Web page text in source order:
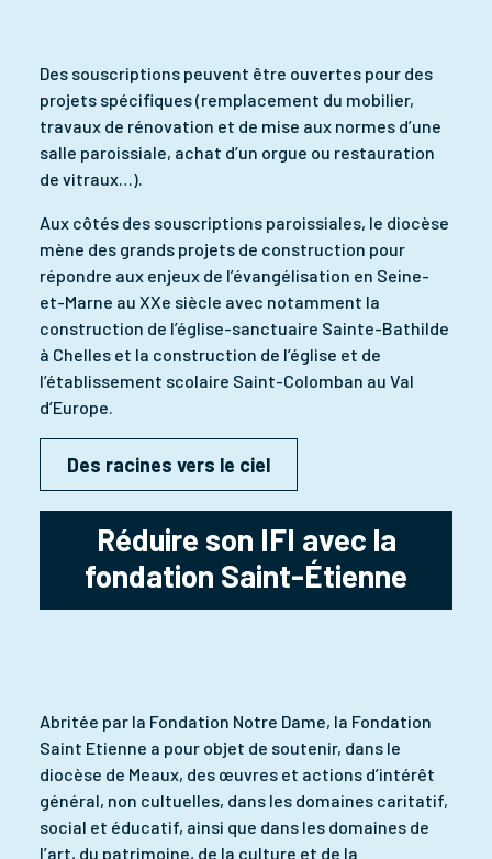
Des souscriptions peuvent être ouvertes pour des
projets spécifiques (remplacement du mobilier,
travaux de rénovation et de mise aux normes d’une
salle paroissiale, achat d’un orgue ou restauration
de vitraux…).
Aux côtés des souscriptions paroissiales, le diocèse
mène des grands projets de construction pour
répondre aux enjeux de l’évangélisation en Seine-
et-Marne au XXe siècle avec notamment la
construction de l’église-sanctuaire Sainte-Bathilde
à Chelles et la construction de l’église et de
l’établissement scolaire Saint-Colomban au Val
d’Europe.
Des racines vers le ciel
Réduire son IFI avec la
fondation Saint-Étienne
Abritée par la Fondation Notre Dame, la Fondation
Saint Etienne a pour objet de soutenir, dans le
diocèse de Meaux, des œuvres et actions d’intérêt
général, non cultuelles, dans les domaines caritatif,
social et éducatif, ainsi que dans les domaines de
l’art, du patrimoine, de la culture et de la